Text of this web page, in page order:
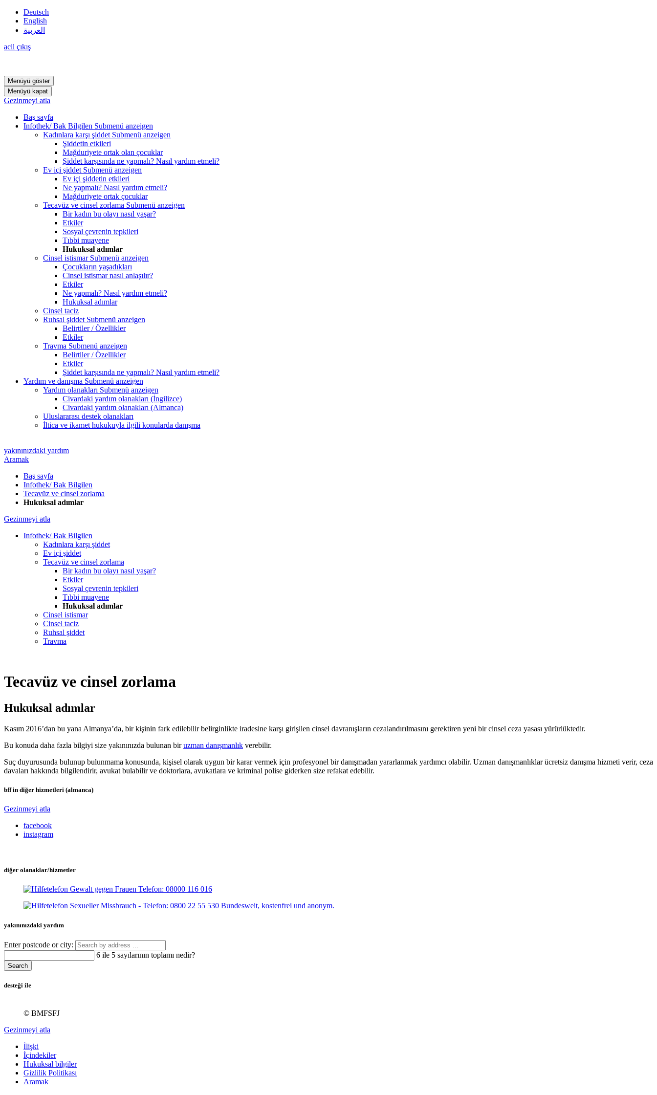
Deutsch
English
العربية
acil çıkış
Menüyü göster
Menüyü kapat
Gezinmeyi atla
Baş sayfa
Infothek/ Bak Bilgilen Submenü anzeigen
Kadınlara karşı şiddet Submenü anzeigen
Şiddetin etkileri
Mağduriyete ortak olan çocuklar
Şiddet karşısında ne yapmalı? Nasıl yardım etmeli?
Ev içi şiddet Submenü anzeigen
Ev içi şiddetin etkileri
Ne yapmalı? Nasıl yardım etmeli?
Mağduriyete ortak çocuklar
Tecavüz ve cinsel zorlama Submenü anzeigen
Bir kadın bu olayı nasıl yaşar?
Etkiler
Sosyal çevrenin tepkileri
Tıbbi muayene
Hukuksal adımlar
Cinsel istismar Submenü anzeigen
Çocukların yaşadıkları
Cinsel istismar nasıl anlaşılır?
Etkiler
Ne yapmalı? Nasıl yardım etmeli?
Hukuksal adımlar
Cinsel taciz
Ruhsal şiddet Submenü anzeigen
Belirtiler / Özellikler
Etkiler
Travma Submenü anzeigen
Belirtiler / Özellikler
Etkiler
Şiddet karşısında ne yapmalı? Nasıl yardım etmeli?
Yardım ve danışma Submenü anzeigen
Yardım olanakları Submenü anzeigen
Civardaki yardım olanakları (İngilizce)
Civardaki yardım olanakları (Almanca)
Uluslararası destek olanakları
İltica ve ikamet hukukuyla ilgili konularda danışma
yakınınızdaki yardım
Aramak
Baş sayfa
Infothek/ Bak Bilgilen
Tecavüz ve cinsel zorlama
Hukuksal adımlar
Gezinmeyi atla
Infothek/ Bak Bilgilen
Kadınlara karşı şiddet
Ev içi şiddet
Tecavüz ve cinsel zorlama
Bir kadın bu olayı nasıl yaşar?
Etkiler
Sosyal çevrenin tepkileri
Tıbbi muayene
Hukuksal adımlar
Cinsel istismar
Cinsel taciz
Ruhsal şiddet
Travma
Tecavüz ve cinsel zorlama
Hukuksal adımlar
Kasım 2016’dan bu yana Almanya’da, bir kişinin fark edilebilir belirginlikte iradesine karşı girişilen cinsel davranışların cezalandırılmasını gerektiren yeni bir cinsel ceza yasası yürürlüktedir.
Bu konuda daha fazla bilgiyi size yakınınızda bulunan biruzman danışmanlık verebilir.
Suç duyurusunda bulunup bulunmama konusunda, kişisel olarak uygun bir karar vermek için profesyonel bir danışmadan yararlanmak yardımcı olabilir. Uzman danışmanlıklar ücretsiz danışma hizmeti verir, ceza
davaları hakkında bilgilendirir, avukat bulabilir ve doktorlara, avukatlara ve kriminal polise giderken size refakat edebilir.
bff in diğer hizmetleri (almanca)
Gezinmeyi atla
facebook
instagram
diğer olanaklar/hizmetler
yakınınızdaki yardım
Enter postcode or city:
6 ile 5 sayılarının toplamı nedir?
Search
desteği ile
© BMFSFJ
Gezinmeyi atla
İlişki
İçindekiler
Hukuksal bilgiler
Gizlilik Politikası
Aramak